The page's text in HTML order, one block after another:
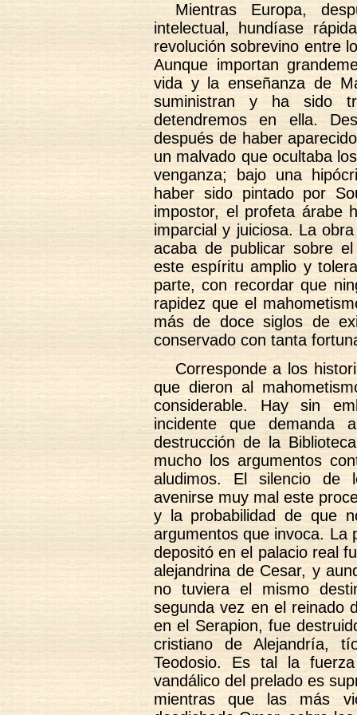
Mientras Europa,
intelectual, hundíase
revolución sobrevino entre
Aunque importan
vida y la enseñanza de
suministran y ha sido
detendremos en ella.
después de haber
un malvado que ocultaba
venganza; bajo una
haber sido pintado por
impostor, el profeta árabe
imparcial y juiciosa. La
acaba de publicar sobre
este espíritu amplio y
parte, con recordar que
rapidez que el
más de doce siglos de
conservado con tanta
Corresponde a los
que dieron al
considerable. Hay sin
incidente que demanda
destrucción de la
mucho los argumentos
aludimos. El silencio de
avenirse muy mal este
y la probabilidad de que
argumentos que invoca. La
depositó en el palacio real
alejandrina de Cesar, y
no tuviera el mismo
segunda vez en el reinado
en el Serapion, fue
cristiano de Alejandría,
Teodosio. Es tal la
vandálico del prelado es
mientras que las más